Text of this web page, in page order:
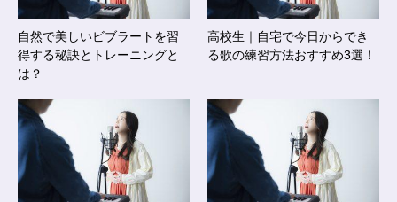
自然で美しいビブラートを習
得する秘訣とトレーニングと
は？
高校生｜自宅で今日からでき
る歌の練習方法おすすめ3選！